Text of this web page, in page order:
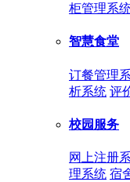
柜管理系
智慧食堂
订餐管理
析系统 评
校园服务
网上注册
理系统 宿